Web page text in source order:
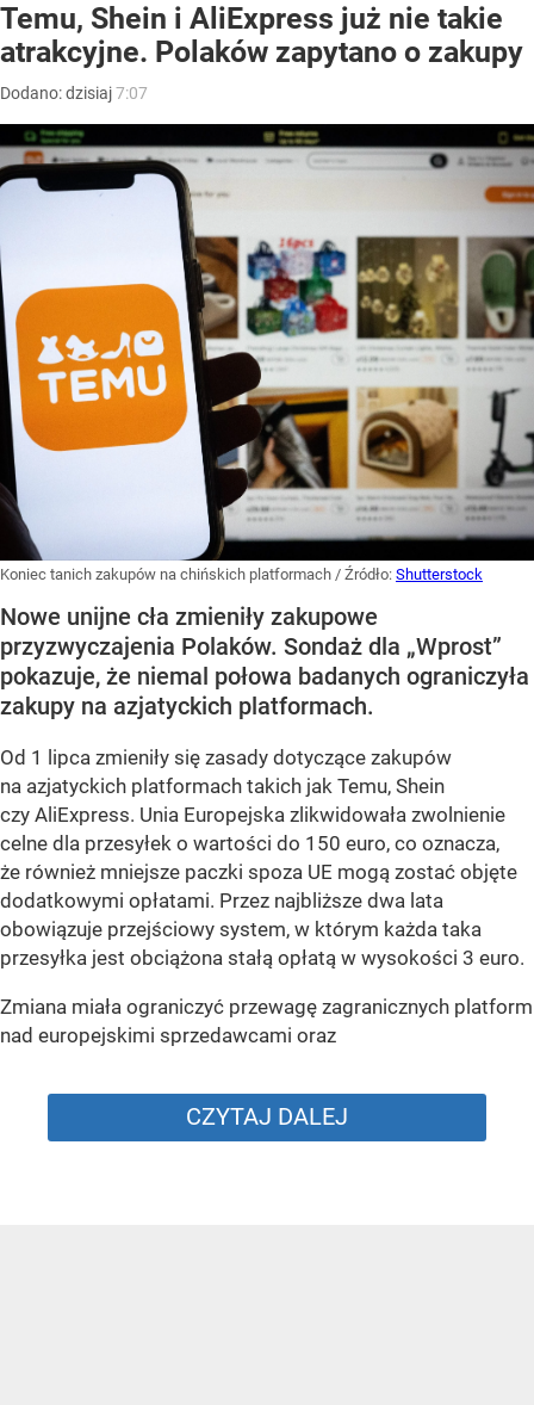
Temu, Shein i AliExpress już nie takie
atrakcyjne. Polaków zapytano o zakupy
Dodano:dzisiaj7:07
Koniec tanich zakupów na chińskich platformach / Źródło: Shutterstock
Nowe unijne cła zmieniły zakupowe
przyzwyczajenia Polaków. Sondaż dla „Wprost”
pokazuje, że niemal połowa badanych ograniczyła
zakupy na azjatyckich platformach.
Od 1 lipca zmieniły się zasady dotyczące zakupów
na azjatyckich platformach takich jak Temu, Shein
czy AliExpress. Unia Europejska zlikwidowała zwolnienie
celne dla przesyłek o wartości do 150 euro, co oznacza,
że również mniejsze paczki spoza UE mogą zostać objęte
dodatkowymi opłatami. Przez najbliższe dwa lata
obowiązuje przejściowy system, w którym każda taka
przesyłka jest obciążona stałą opłatą w wysokości 3 euro.
Zmiana miała ograniczyć przewagę zagranicznych platform
nad europejskimi sprzedawcami oraz
CZYTAJ DALEJ